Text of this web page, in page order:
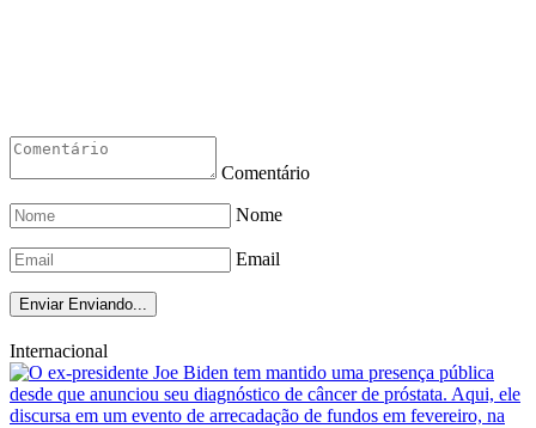
Comentário
Nome
Email
Enviar Enviando...
Internacional